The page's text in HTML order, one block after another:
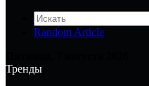
Random Article
Тренды